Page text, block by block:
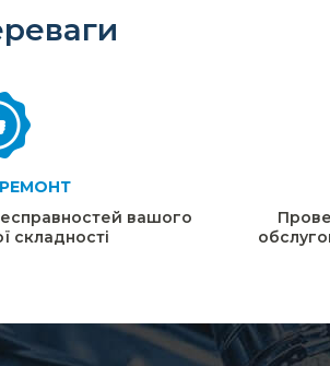
вашого
складності